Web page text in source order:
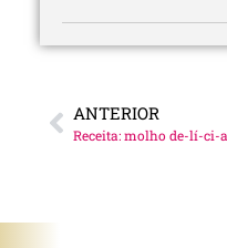
ANTERIOR